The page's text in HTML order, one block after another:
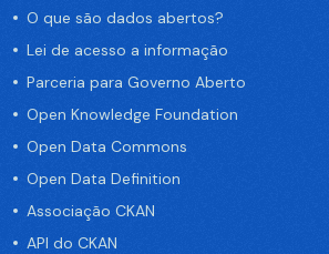
O que são dados abertos?
Lei de acesso a informação
Parceria para Governo Aberto
Open Knowledge Foundation
Open Data Commons
Open Data Definition
Associação CKAN
API do CKAN